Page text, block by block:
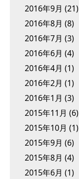
2016年9月 (21)
2016年8月 (8)
2016年7月 (3)
2016年6月 (4)
2016年4月 (1)
2016年2月 (1)
2016年1月 (3)
2015年11月 (6)
2015年10月 (1)
2015年9月 (6)
2015年8月 (4)
2015年6月 (1)